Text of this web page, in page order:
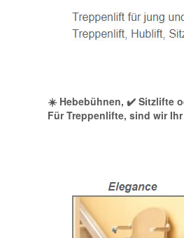
☀️ Hebebühnen, ✔️ Sitzlifte
Für Treppenlifte, sind wir